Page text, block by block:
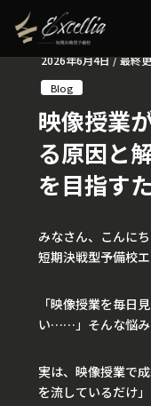
2026年6月4日/ 最終
Blog
映像授業
る原因と
を目指す
みなさん、こんにち
短期決戦型予備校エ
「映像授業を毎日
い……」そんな悩み
実は、映像授業で
を流しているだけ